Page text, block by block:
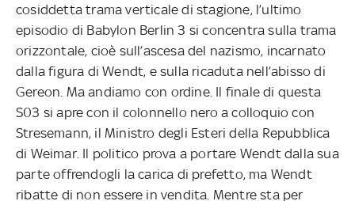
cosiddetta trama verticale di stagione, l’ultimo
episodio di Babylon Berlin 3 si concentra sulla trama
orizzontale, cioè sull’ascesa del nazismo, incarnato
dalla figura di Wendt, e sulla ricaduta nell’abisso di
Gereon. Ma andiamo con ordine. Il finale di questa
S03 si apre con il colonnello nero a colloquio con
Stresemann, il Ministro degli Esteri della Repubblica
di Weimar. Il politico prova a portare Wendt dalla sua
parte offrendogli la carica di prefetto, ma Wendt
ribatte di non essere in vendita. Mentre sta per